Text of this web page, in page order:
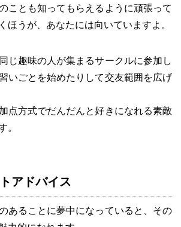
ことも知ってもらえるように頑張って
ほうが、あなたには向いていますよ。
じ趣味の人が集まるサークルに参加し
いごとを始めたりして交友範囲を広げ
点方式でだんだんと好きになれる素敵
。
アドバイス
あることに夢中になっていると、その